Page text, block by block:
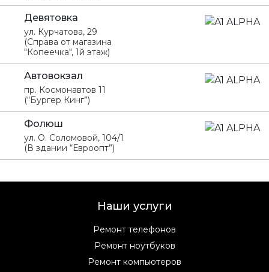
Девятовка
ул. Курчатова, 29
(Справа от магазина
"Копеечка", 1й этаж)
Автовокзал
пр. Космонавтов 11
(“Бургер Кинг”)
Фолюш
ул. О. Соломовой, 104/1
(В здании “Евроопт”)
Наши услуги
Ремонт телефонов
Ремонт ноутбуков
Ремонт компьютеров